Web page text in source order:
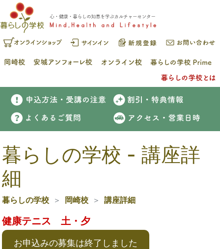
暮らしの学校 - 講座詳
細
暮らしの学校 岡崎校 講座詳細
健康テニス 土・夕
お申込みの募集は終了しました